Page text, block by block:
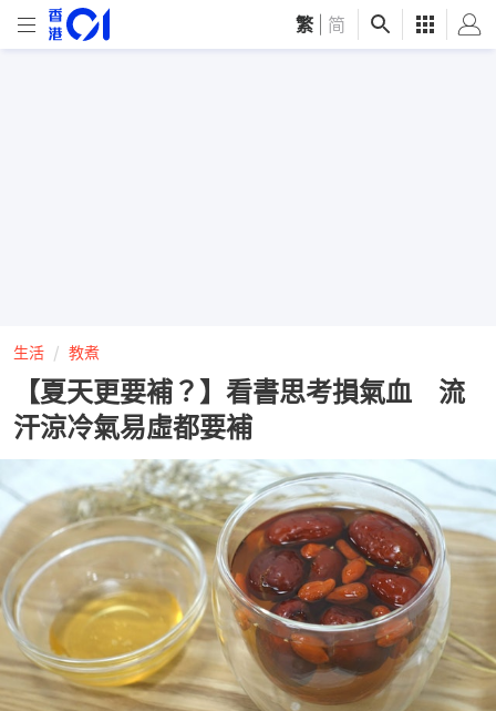
繁 简
生活 教煮
【夏天更要補？】看書思考損氣血 流
汗涼冷氣易虛都要補